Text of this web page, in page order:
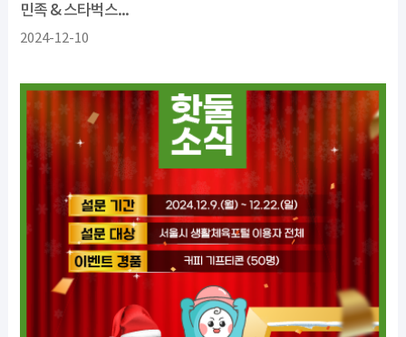
민족 & 스타벅스...
2024-12-10